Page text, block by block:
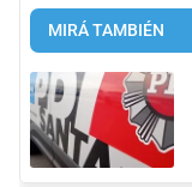
MIRÁ TAMBIÉN